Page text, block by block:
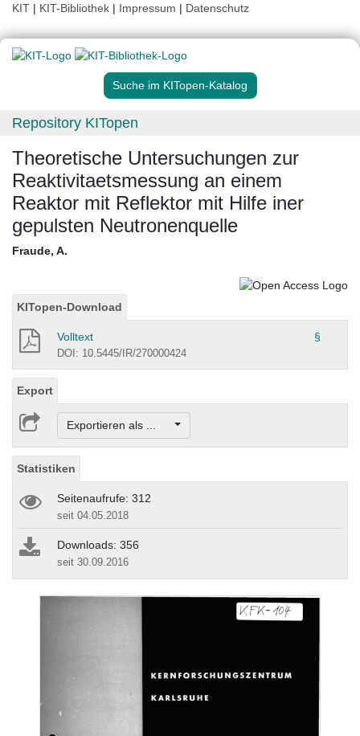
KIT | KIT-Bibliothek | Impressum | Datenschutz
Suche im KITopen-Katalog
Repository KITopen
Theoretische Untersuchungen zur
Reaktivitaetsmessung an einem
Reaktor mit Reflektor mit Hilfe iner
gepulsten Neutronenquelle
Fraude, A.
KITopen-Download
Volltext §
DOI: 10.5445/IR/270000424
Export
Exportieren als ...
Statistiken
Seitenaufrufe: 312
seit 04.05.2018
Downloads: 356
seit 30.09.2016